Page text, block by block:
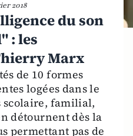
2018
du son
: les
Marx
de 10 formes
logées dans le
scolaire, familial,
détournent dès la
permettant pas de